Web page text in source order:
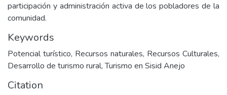
participación y administración activa de los pobladores de la
comunidad.
Keywords
Potencial turístico, Recursos naturales, Recursos Culturales,
Desarrollo de turismo rural, Turismo en Sisid Anejo
Citation